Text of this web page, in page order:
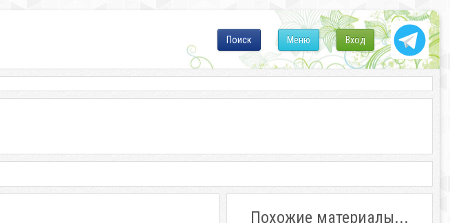
Вход
Меню
Поиск
Похожие материалы...